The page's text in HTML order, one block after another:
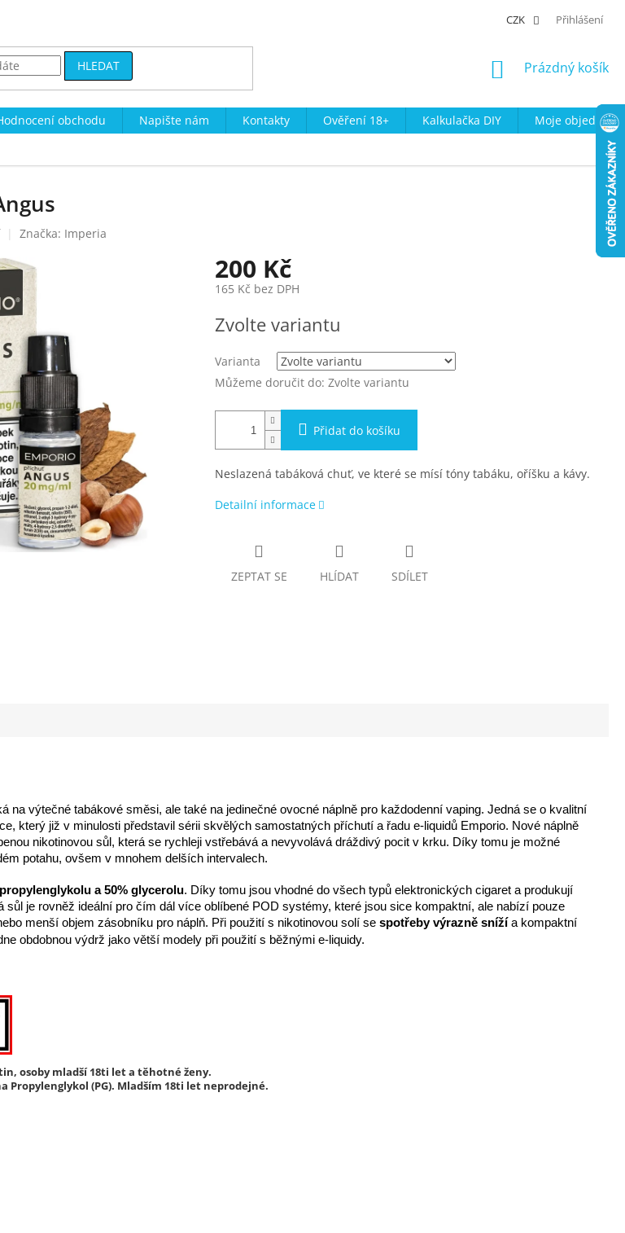
CZK Přihlášení
HLEDAT
NÁKUPNÍ
Prázdný košík
obchodu Napište nám Kontakty Ověření 18+ Kalkulačka DIY
Moje
Značka: Imperia
200 Kč
165 Kč bez DPH
cena:
Zvolte variantu
Varianta
Můžeme doručit do: Zvolte variantu
Přidat do košíku
Neslazená tabáková chuť, ve které se mísí tóny tabáku, oříšku a kávy.
Detailní informace
ZEPTAT SE HLÍDAT SDÍLET
na výtečné tabákové směsi, ale také na jedinečné ovocné náplně pro každodenní vaping. Jedná se o kvalitní
který již v minulosti představil sérii skvělých samostatných příchutí a řadu e-liquidů Emporio. Nové náplně
nikotinovou sůl, která se rychleji vstřebává a nevyvolává dráždivý pocit v krku. Díky tomu je možné
potahu, ovšem v mnohem delších intervalech.
a 50% glycerolu. Díky tomu jsou vhodné do všech typů elektronických cigaret a produkují
sůl je rovněž ideální pro čím dál více oblíbené POD systémy, které jsou sice kompaktní, ale nabízí pouze
menší objem zásobníku pro náplň. Při použití s nikotinovou solí se spotřeby výrazně sníží a kompaktní
obdobnou výdrž jako větší modely při použití s běžnými e-liquidy.
osoby mladší 18ti let a těhotné ženy.
Propylenglykol (PG). Mladším 18ti let neprodejné.